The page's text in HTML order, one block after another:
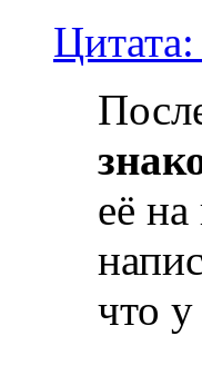
её
что